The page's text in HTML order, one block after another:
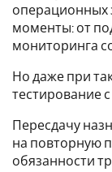
операционных
моменты: от
мониторинга
Но даже при
тестирование с
Пересдачу
на повторную
обязанности